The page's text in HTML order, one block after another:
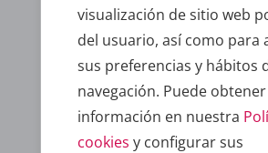
visualización de sitio web
del usuario, así como para
sus preferencias y hábitos
navegación. Puede
información en nuestra
cookies y configurar sus
Dpto. Atención al